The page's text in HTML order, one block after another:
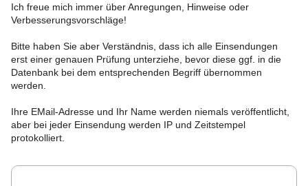
Ich freue mich immer über Anregungen, Hinweise oder
Verbesserungsvorschläge!
Bitte haben Sie aber Verständnis, dass ich alle Einsendungen
erst einer genauen Prüfung unterziehe, bevor diese ggf. in die
Datenbank bei dem entsprechenden Begriff übernommen
werden.
Ihre EMail-Adresse und Ihr Name werden niemals veröffentlicht,
aber bei jeder Einsendung werden IP und Zeitstempel
protokolliert.